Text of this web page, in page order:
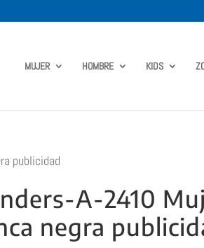
MUJER HOMBRE KIDS
publicidad
A-2410
negra